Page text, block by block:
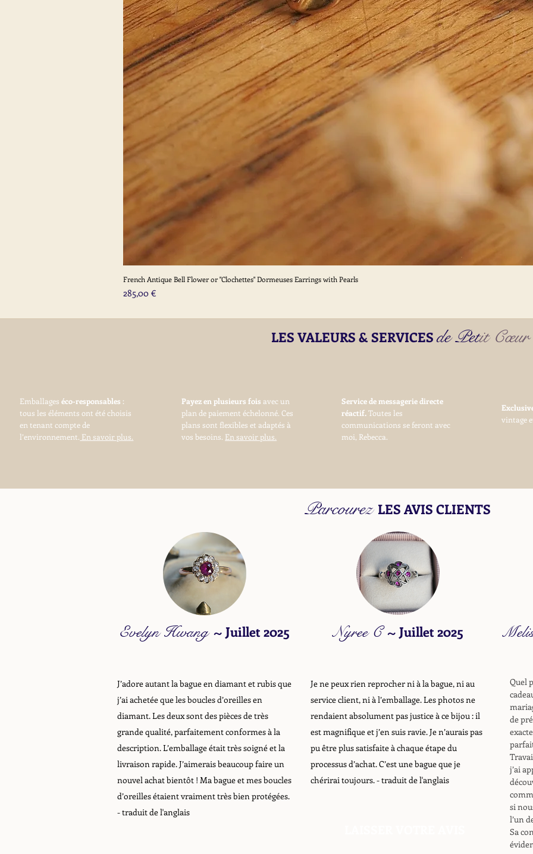
French Antique Bell Flower or "Clochettes" Dormeuses Earrings with Pearls
Prix
285,00 €
Emballages éco-responsables :
tous les éléments ont été choisis
en tenant compte de
l’environnement. En savoir plus.
Payez en plusieurs foisavec un
plan de paiement échelonné. Ces
plans sont flexibles et adaptés à
vos besoins. En savoir plus.
LES VALEURS & SERVICESde Petit Cœur
Service de messagerie directe
réactif.Toutes les
communications se feront avec
moi, Rebecca.
vintage
Parcourez LES AVIS CLIENTS
Evelyn Hwang ~Juillet 2025
J’adore autant la bague en diamant et rubis que
j’ai achetée que les boucles d’oreilles en
diamant. Les deux sont des pièces de très
grande qualité, parfaitement conformes à la
description. L’emballage était très soigné et la
livraison rapide. J’aimerais beaucoup faire un
nouvel achat bientôt ! Ma bague et mes boucles
d’oreilles étaient vraiment très bien protégées.
- traduit de l'anglais
Nyree C ~Juillet 2025
Je ne peux rien reprocher ni à la bague, ni au
service client, ni à l’emballage. Les photos ne
rendaient absolument pas justice à ce bijou : il
est magnifique et j’en suis ravie. Je n’aurais pas
pu être plus satisfaite à chaque étape du
processus d’achat. C’est une bague que je
chérirai toujours.- traduit de l'anglais
Quel
de
j’ai
si
l’un
Sa